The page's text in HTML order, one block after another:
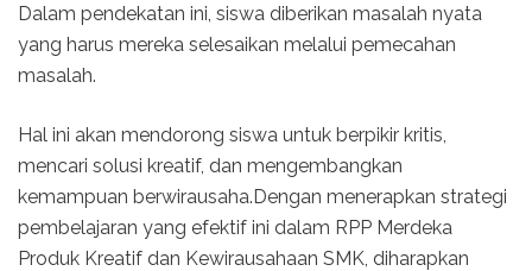
Dalam pendekatan ini, siswa diberikan masalah nyata
yang harus mereka selesaikan melalui pemecahan
masalah.
Hal ini akan mendorong siswa untuk berpikir kritis,
mencari solusi kreatif, dan mengembangkan
kemampuan berwirausaha.Dengan menerapkan strategi
pembelajaran yang efektif ini dalam RPP Merdeka
Produk Kreatif dan Kewirausahaan SMK, diharapkan